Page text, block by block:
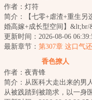
作者：灯符
简介：【七零+虐渣+重生另
婚高嫁+成长型空间】&lt;br/
结婚十八年，周文秋上照顾
公爹多病婆...
更新时间：2026-08-06
最新章节： 第307章 这口气
香色撩人
作者：夜青锋
简介：从医科大走出来的男
从被践踏到被跪求，以一身